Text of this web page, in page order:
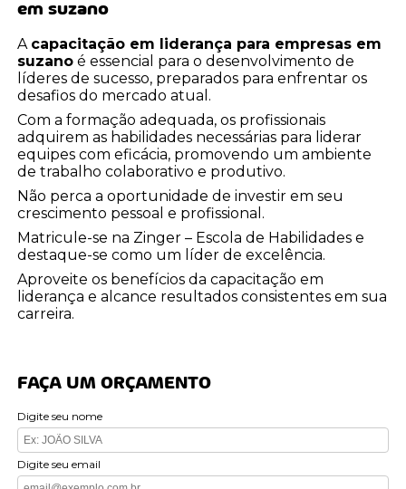
em suzano
A capacitação em liderança para empresas em
suzano é essencial para o desenvolvimento de
líderes de sucesso, preparados para enfrentar os
desafios do mercado atual.
Com a formação adequada, os profissionais
adquirem as habilidades necessárias para liderar
equipes com eficácia, promovendo um ambiente
de trabalho colaborativo e produtivo.
Não perca a oportunidade de investir em seu
crescimento pessoal e profissional.
Matricule-se na Zinger – Escola de Habilidades e
destaque-se como um líder de excelência.
Aproveite os benefícios da capacitação em
liderança e alcance resultados consistentes em sua
carreira.
FAÇA UM ORÇAMENTO
Digite seu nome
Digite seu email